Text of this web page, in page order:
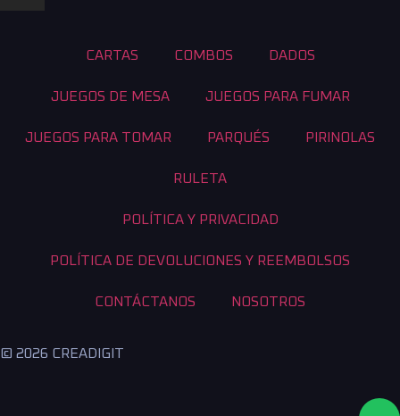
CARTAS COMBOS DADOS
JUEGOS DE MESA JUEGOS PARA FUMAR
JUEGOS PARA TOMAR PARQUÉS PIRINOLAS
RULETA
POLÍTICA Y PRIVACIDAD
POLÍTICA DE DEVOLUCIONES Y REEMBOLSOS
CONTÁCTANOS NOSOTROS
© 2026 CREADIGIT